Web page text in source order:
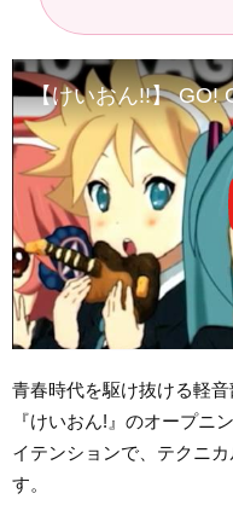
【けいおん!!】 GO!
青春時代を駆け抜ける軽
『けいおん!』のオープニ
イテンションで、テクニ
す。